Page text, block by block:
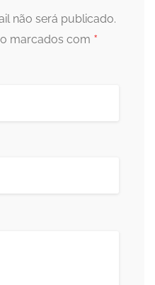
não será publicado.
marcados com *